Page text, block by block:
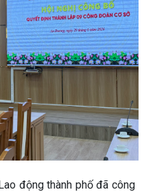
động thành phố đã công